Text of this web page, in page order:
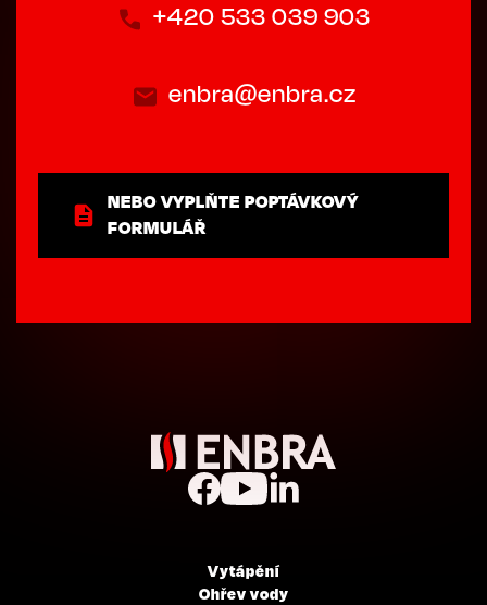
+420 533 039 903
enbra@enbra.cz
NEBO VYPLŇTE POPTÁVKOVÝ
FORMULÁŘ
Vytápění
Ohřev vody